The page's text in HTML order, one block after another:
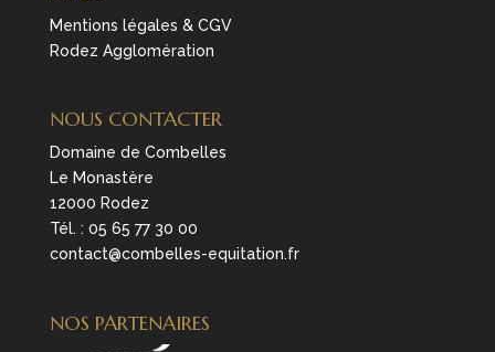
Mentions légales & CGV
Rodez Agglomération
NOUS CONTACTER
Domaine de Combelles
Le Monastère
12000 Rodez
Tél. : 05 65 77 30 00
contact@combelles-equitation.fr
NOS PARTENAIRES